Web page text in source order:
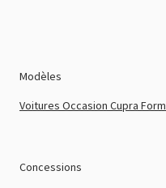
Modèles
Voitures Occasion Cupra
Concessions